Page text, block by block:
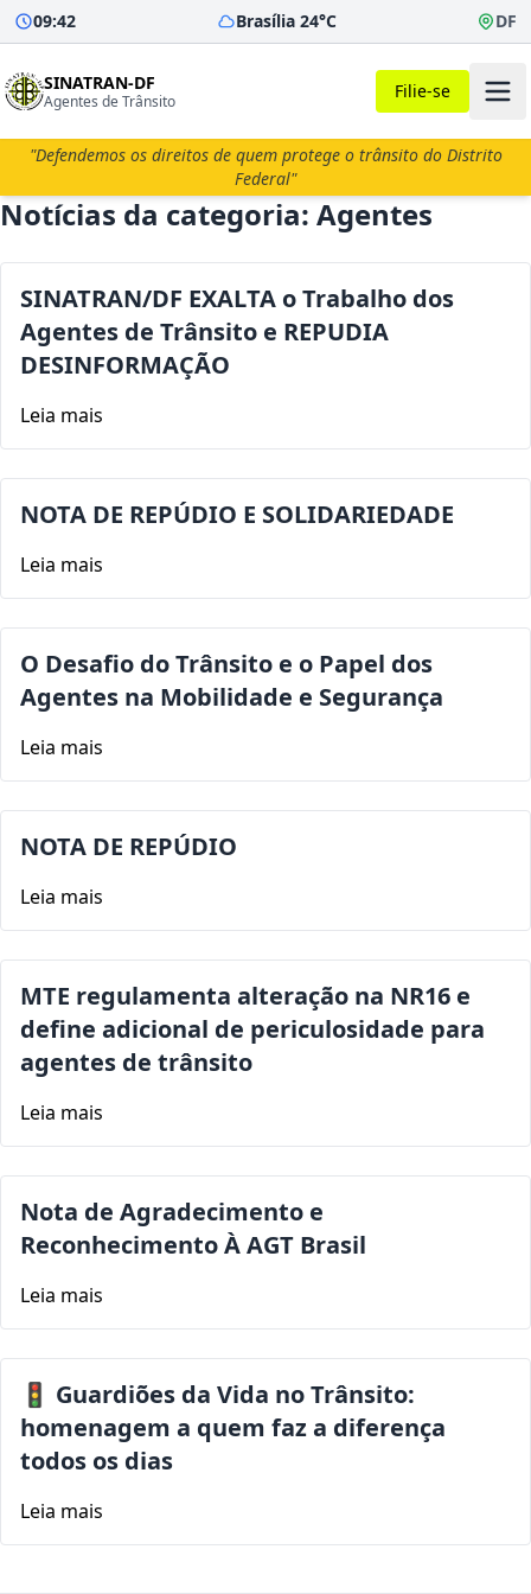
09:42 Brasília 24°C DF
SINATRAN-DF
Agentes de Trânsito Filie-se
"Defendemos os direitos de quem protege o trânsito do Distrito
Federal"
Notícias da categoria: Agentes
SINATRAN/DF EXALTA o Trabalho dos
Agentes de Trânsito e REPUDIA
DESINFORMAÇÃO
Leia mais
NOTA DE REPÚDIO E SOLIDARIEDADE
Leia mais
O Desafio do Trânsito e o Papel dos
Agentes na Mobilidade e Segurança
Leia mais
NOTA DE REPÚDIO
Leia mais
MTE regulamenta alteração na NR16 e
define adicional de periculosidade para
agentes de trânsito
Leia mais
Nota de Agradecimento e
Reconhecimento À AGT Brasil
Leia mais
🚦 Guardiões da Vida no Trânsito:
homenagem a quem faz a diferença
todos os dias
Leia mais